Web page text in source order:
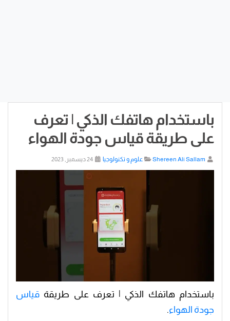
باستخدام هاتفك الذكي | تعرف
على طريقة قياس جودة الهواء
Shereen Ali Sallam علوم و تكنولوجيا
باستخدام هاتفك الذكي | تعرف على طريقة قياس
جودة الهواء.